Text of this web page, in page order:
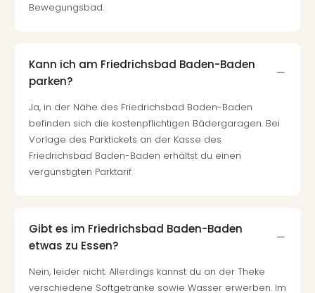
Bewegungsbad.
Kann ich am Friedrichsbad Baden-Baden
parken?
Ja, in der Nähe des Friedrichsbad Baden-Baden
befinden sich die kostenpflichtigen Bädergaragen. Bei
Vorlage des Parktickets an der Kasse des
Friedrichsbad Baden-Baden erhältst du einen
vergünstigten Parktarif.
Gibt es im Friedrichsbad Baden-Baden
etwas zu Essen?
Nein, leider nicht. Allerdings kannst du an der Theke
verschiedene Softgetränke sowie Wasser erwerben. Im